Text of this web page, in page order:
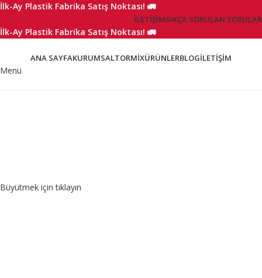
İlk-Ay Plastik Fabrika Satış Noktası! 🚛
İLETIŞIMSIKÇA SORULAN SORULAR
İlk-Ay Plastik Fabrika Satış Noktası! 🚛
ANA SAYFAKURUMSALTORMIXÜRÜNLERBLOGİLETIŞIM
Menü
Büyütmek için tıklayın